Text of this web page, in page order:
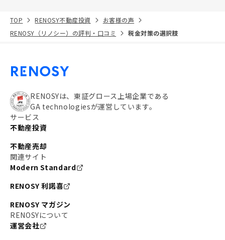
TOP RENOSY不動産投資
お客様の声
RENOSY（リノシー）の評判・口コミ
税金対策の選択肢
RENOSYは、東証グロース上場企業である
GA technologiesが運営しています。
サービス
不動産投資
不動産売却
関連サイト
Modern Standard
RENOSY 利諾喜
RENOSY マガジン
RENOSYについて
運営会社